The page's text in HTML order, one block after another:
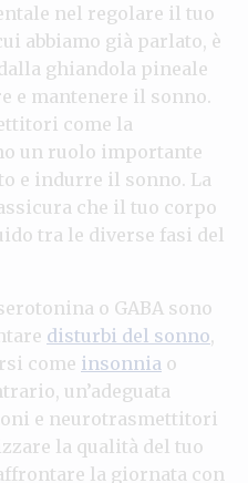
nel regolare il tuo
abbiamo già parlato, è
ghiandola pineale
e mantenere il sonno.
come la
un ruolo importante
e indurre il sonno. La
che il tuo corpo
tra le diverse fasi del
o GABA sono
disturbi del sonno,
come insonnia o
un’adeguata
e neurotrasmettitori
la qualità del tuo
la giornata con